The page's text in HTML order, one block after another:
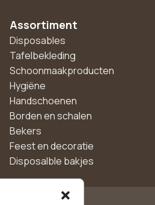
Assortiment
Disposables
Tafelbekleding
Schoonmaakproducten
Hygiëne
Handschoenen
Borden en schalen
Bekers
Feest en decoratie
Disposalble bakjes